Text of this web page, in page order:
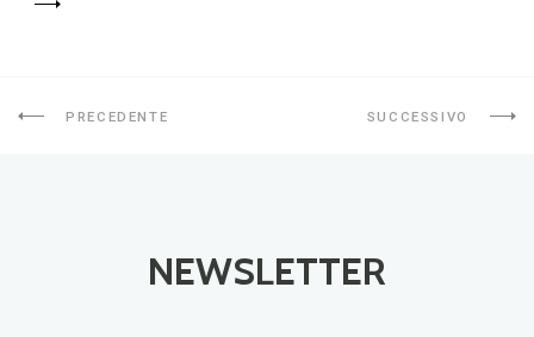
PRECEDENTE SUCCESSIVO
NEWSLETTER